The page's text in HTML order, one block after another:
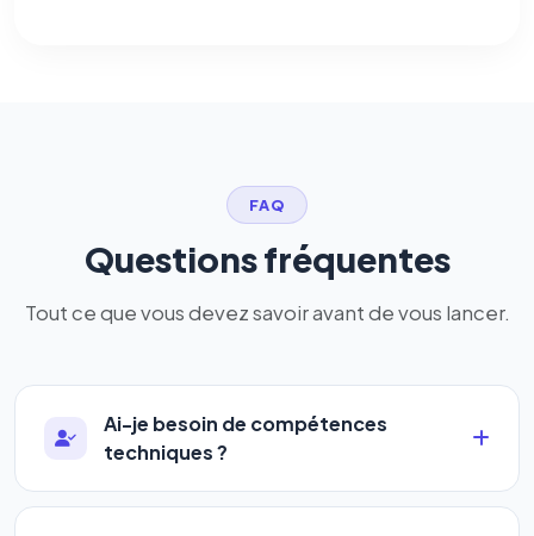
FAQ
Questions fréquentes
Tout ce que vous devez savoir avant de vous lancer.
Ai-je besoin de compétences
techniques ?
Absolument pas. Notre logiciel a été conçu pour